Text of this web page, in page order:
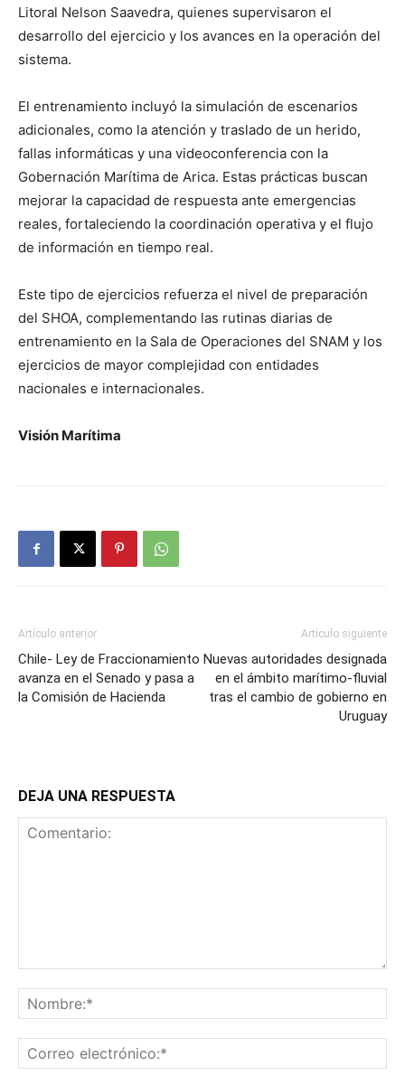
Litoral Nelson Saavedra, quienes supervisaron el
desarrollo del ejercicio y los avances en la operación del
sistema.
El entrenamiento incluyó la simulación de escenarios
adicionales, como la atención y traslado de un herido,
fallas informáticas y una videoconferencia con la
Gobernación Marítima de Arica. Estas prácticas buscan
mejorar la capacidad de respuesta ante emergencias
reales, fortaleciendo la coordinación operativa y el flujo
de información en tiempo real.
Este tipo de ejercicios refuerza el nivel de preparación
del SHOA, complementando las rutinas diarias de
entrenamiento en la Sala de Operaciones del SNAM y los
ejercicios de mayor complejidad con entidades
nacionales e internacionales.
Visión Marítima
Artículo anterior
Chile- Ley de Fraccionamiento
avanza en el Senado y pasa a
la Comisión de Hacienda
Artículo siguiente
Nuevas autoridades designada
en el ámbito marítimo-fluvial
tras el cambio de gobierno en
Uruguay
DEJA UNA RESPUESTA